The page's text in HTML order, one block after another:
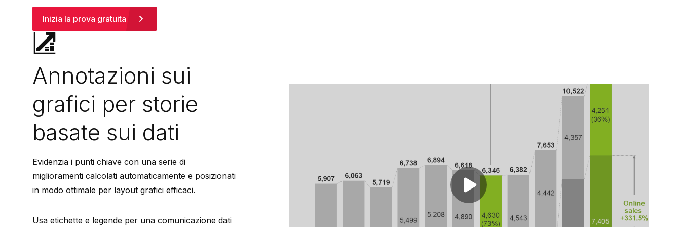
Inizia la prova gratuita
Annotazioni sui
grafici per storie
basate sui dati
Evidenzia i punti chiave con una serie di
miglioramenti calcolati automaticamente e posizionati
in modo ottimale per layout grafici efficaci.
Usa etichette e legende per una comunicazione dati
Play video